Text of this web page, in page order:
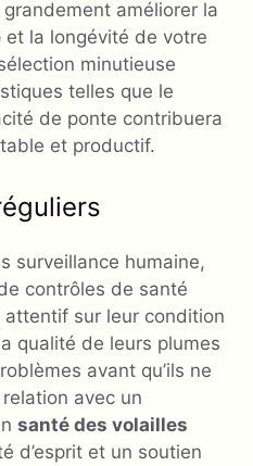
améliorer la
et la longévité de votre
minutieuse
telles que le
de ponte contribuera
et productif.
surveillance humaine,
contrôles de santé
sur leur condition
qualité de leurs plumes
avant qu’ils ne
relation avec un
santé des volailles
d’esprit et un soutien